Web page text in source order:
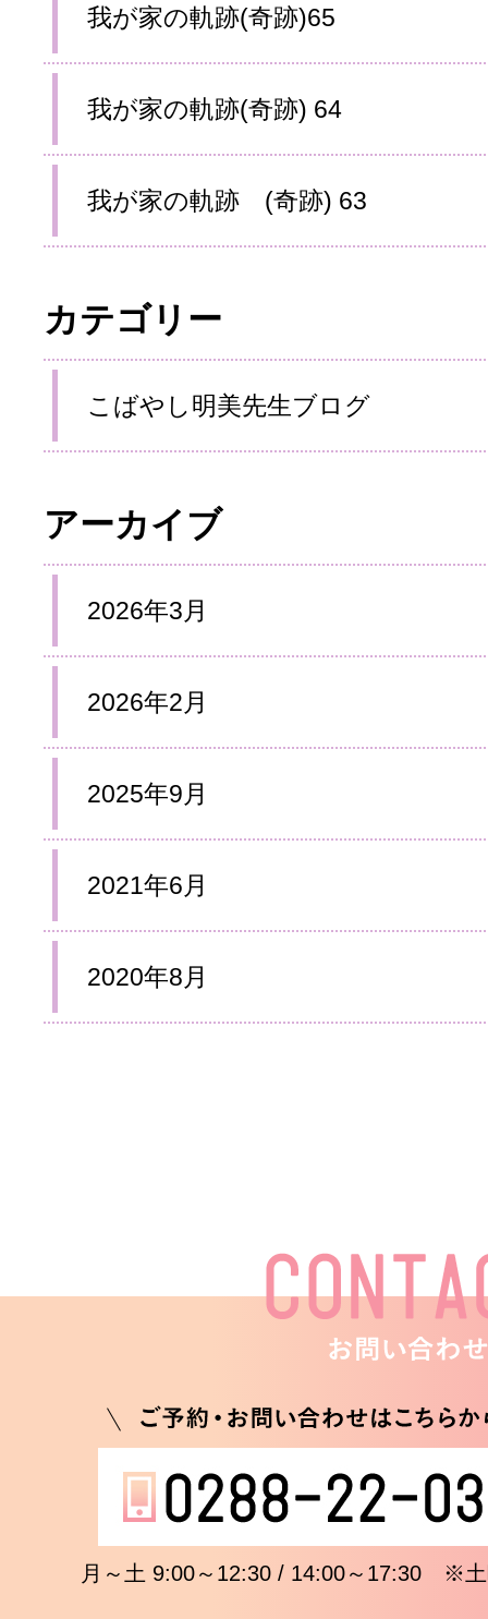
我が家の軌跡(奇跡)65
我が家の軌跡(奇跡) 64
我が家の軌跡 (奇跡) 63
カテゴリー
こばやし明美先生ブログ
アーカイブ
2026年3月
2026年2月
2025年9月
2021年6月
2020年8月
月～土 9:00～12:30 / 14:00～17:30 ※土